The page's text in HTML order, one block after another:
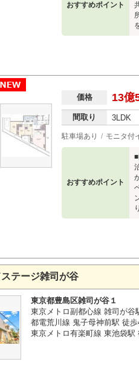
おすすめポイント
価格 13億
間取り 3LDK
駐車場あり モニタ付
おすすめポイント
テージ雑司が谷
東京都豊島区雑司が谷１
東京メトロ副都心線 雑司が谷
都電荒川線 鬼子母神前駅 徒歩
東京メトロ有楽町線 東池袋駅